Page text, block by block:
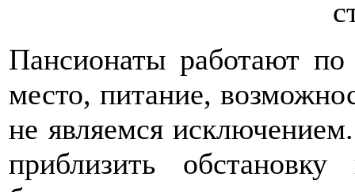
Пансионаты работают по
место, питание,
не являемся
приблизить